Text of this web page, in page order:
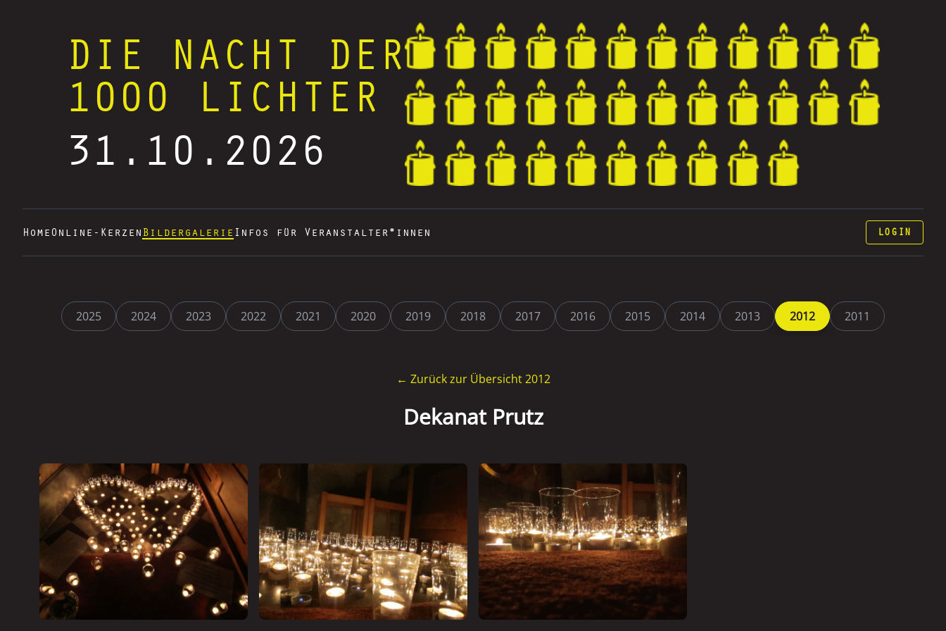
DIE NACHT DER
1000 LICHTER
31.10.2026
HomeOnline-Kerzen Bildergalerie Infos für Veranstalter*innen LOGIN
2025 2024 2023 2022 2021 2020 2019 2018 2017 2016 2015 2014 2013 2012 2011
← Zurück zur Übersicht 2012
Dekanat Prutz